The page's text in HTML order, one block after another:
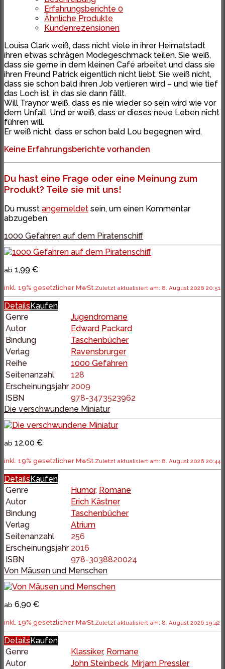
Erfahrungsberichte 0
Ähnliche Produkte
Kundenrezensionen
Louisa Clark weiß, dass nicht viele in ihrer Heimatstadt
ihren etwas schrägen Modegeschmack teilen. Sie weiß,
dass sie gerne in dem kleinen Café arbeitet und dass sie
ihren Freund Patrick eigentlich nicht liebt. Sie weiß nicht,
dass sie schon bald ihren Job verlieren wird – und wie tief
das Loch ist, in das sie dann fällt.
Will Traynor weiß, dass es nie wieder so sein wird wie vor
dem Unfall. Und er weiß, dass er dieses neue Leben nicht
führen will.
Er weiß nicht, dass er schon bald Lou begegnen wird.
Keine Erfahrungsberichte vorhanden
Du hast eine Frage oder eine Meinung zum
Produkt? Teile sie mit uns!
Du musst angemeldet sein, um einen Kommentar
abzugeben.
1000 Gefahren auf dem Piratenschiff
ab 1,99 €
inkl. 19% gesetzlicher MwSt.Zuletzt aktualisiert am: 8. August 2026 20:51
Details Kaufen
Genre
Jugendromane
Autor
Edward Packard
Bindung
Taschenbücher
Verlag
Ravensbrurger
Reihe
1000 Gefahren
Seitenanzahl
128
Erscheinungsjahr 2009
ISBN
978-3473523962
Die verschwundene Miniatur
ab 12,00 €
inkl. 19% gesetzlicher MwSt.Zuletzt aktualisiert am: 8. August 2026 20:44
Details Kaufen
Genre
Humor, Romane
Autor
Erich Kästner
Bindung
Taschenbücher
Verlag
Atrium
Seitenanzahl
256
Erscheinungsjahr 2016
ISBN
978-3038820024
Von Mäusen und Menschen
ab 6,90 €
inkl. 19% gesetzlicher MwSt.Zuletzt aktualisiert am: 8. August 2026 19:42
Details Kaufen
Genre
Klassiker, Romane
Autor
John Steinbeck, Mirjam Pressler